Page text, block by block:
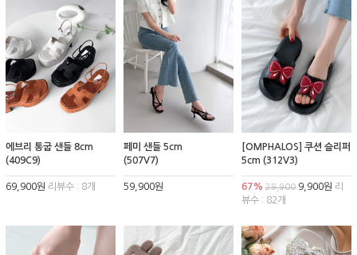
에브리 통굽 샌들 8cm
(409C9)
69,900원 리뷰수 : 8개
페미 샌들 5cm
(507V7)
59,900원
[OMPHALOS] 쿠션 슬리퍼
5cm (312V3)
67% 29,9009,900원 리
뷰수 : 82개